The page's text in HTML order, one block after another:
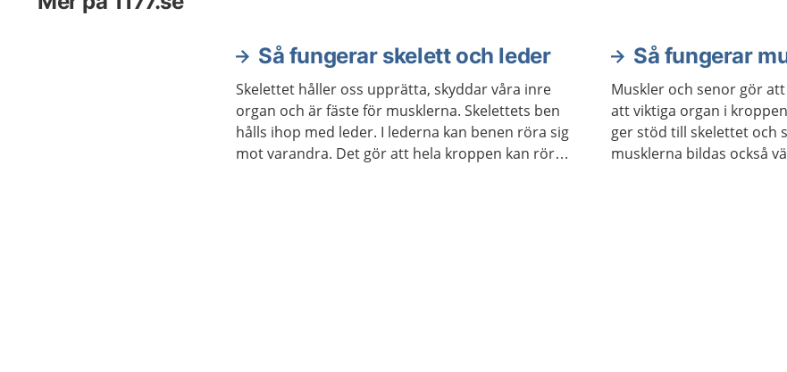
Så fungerar skelett och leder
Skelettet håller oss upprätta, skyddar våra inre
organ och är fäste för musklerna. Skelettets ben
hålls ihop med leder. I lederna kan benen röra sig
mot varandra. Det gör att hela kroppen kan röra
Så fungerar
Muskler och senor gör
att viktiga organ i
ger stöd till skelettet och
musklerna bildas också